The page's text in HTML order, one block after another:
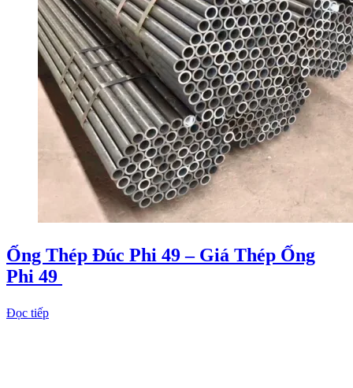
Ống Thép Đúc Phi 49 – Giá Thép Ống
Phi 49
Đọc tiếp